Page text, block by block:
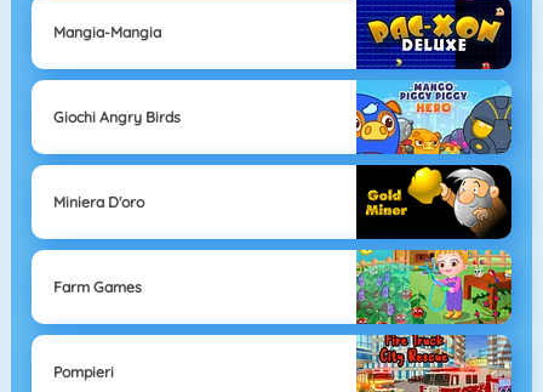
Mangia-Mangia
Giochi Angry Birds
Miniera D'oro
Farm Games
Pompieri